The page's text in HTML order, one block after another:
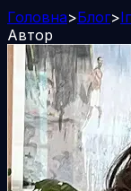
Головна>Блог>
Автор